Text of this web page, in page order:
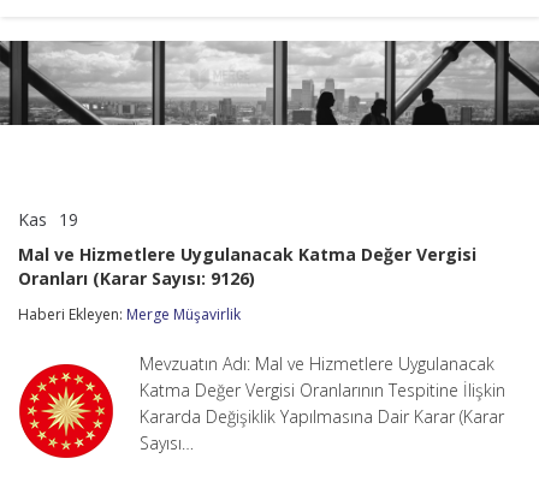
Kas 19
Hizmetlere
Uygulanacak
Değer
Oranları
(Karar
Sayısı:
9126)
için
Mal ve Hizmetlere Uygulanacak Katma Değer Vergisi
Oranları (Karar Sayısı: 9126)
Haberi Ekleyen: Merge Müşavirlik
Mevzuatın Adı: Mal ve Hizmetlere Uygulanacak
Katma Değer Vergisi Oranlarının Tespitine İlişkin
Kararda Değişiklik Yapılmasına Dair Karar (Karar
Sayısı…